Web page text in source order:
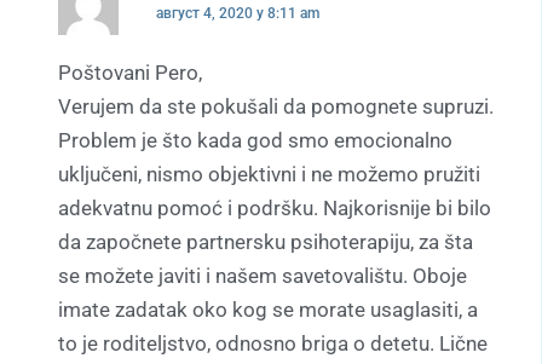
август 4, 2020 у 8:11 am
Poštovani Pero,
Verujem da ste pokušali da pomognete supruzi.
Problem je što kada god smo emocionalno
uključeni, nismo objektivni i ne možemo pružiti
adekvatnu pomoć i podršku. Najkorisnije bi bilo
da započnete partnersku psihoterapiju, za šta
se možete javiti i našem savetovalištu. Oboje
imate zadatak oko kog se morate usaglasiti, a
to je roditeljstvo, odnosno briga o detetu. Lične